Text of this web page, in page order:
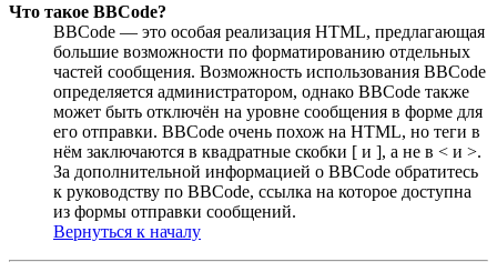
Что такое BBCode?
BBCode — это особая реализация HTML, предлагающая
большие возможности по форматированию отдельных
частей сообщения. Возможность использования BBCode
определяется администратором, однако BBCode также
может быть отключён на уровне сообщения в форме для
его отправки. BBCode очень похож на HTML, но теги в
нём заключаются в квадратные скобки [ и ], а не в < и >.
За дополнительной информацией о BBCode обратитесь
к руководству по BBCode, ссылка на которое доступна
из формы отправки сообщений.
Вернуться к началу